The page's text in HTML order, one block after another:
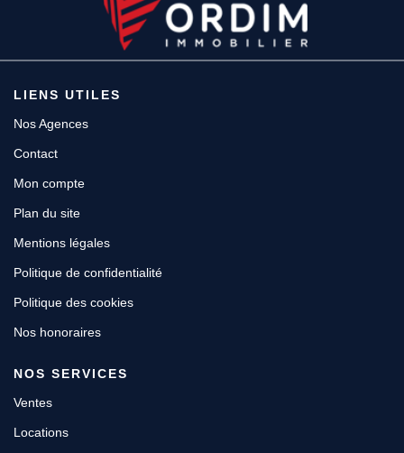
LIENS UTILES
Nos Agences
Contact
Mon compte
Plan du site
Mentions légales
Politique de confidentialité
Politique des cookies
Nos honoraires
NOS SERVICES
Ventes
Locations